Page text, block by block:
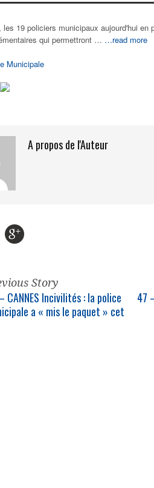
19 policiers municipaux aujourd'hui en
qui permettront … …read more
Municipale
A propos de l'Auteur
Story
CANNES Incivilités : la police
a « mis le paquet » cet
47